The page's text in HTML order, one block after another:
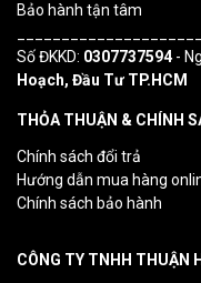
Bảo hành tận tâm
Số ĐKKD: 0307737594-
Hoạch, Đầu Tư TP.HCM
THỎA THUẬN & CHÍNH
Chính sách đổi trả
Hướng dẫn mua hàng
Chính sách bảo hành
CÔNG TY TNHH THUẬN